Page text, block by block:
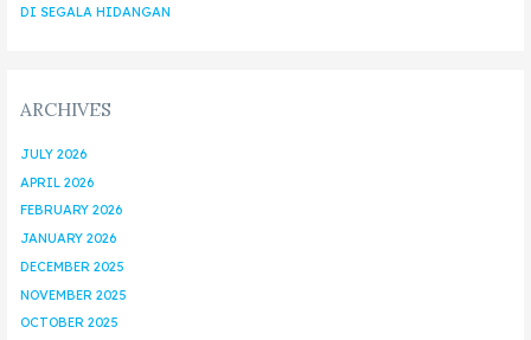
DI SEGALA HIDANGAN
ARCHIVES
JULY 2026
APRIL 2026
FEBRUARY 2026
JANUARY 2026
DECEMBER 2025
NOVEMBER 2025
OCTOBER 2025